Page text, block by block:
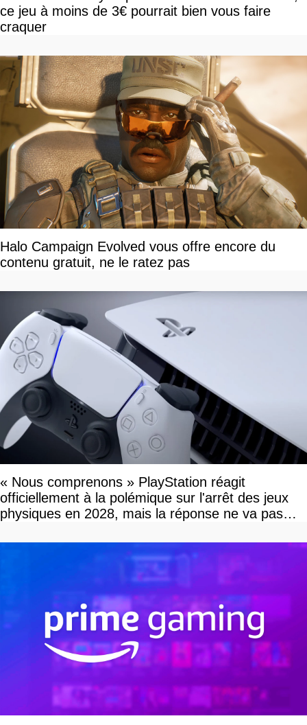
ce jeu à moins de 3€ pourrait bien vous faire
craquer
Halo Campaign Evolved vous offre encore du
contenu gratuit, ne le ratez pas
« Nous comprenons » PlayStation réagit
officiellement à la polémique sur l'arrêt des jeux
physiques en 2028, mais la réponse ne va pas